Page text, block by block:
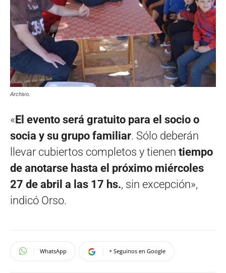
Archivo.
«El evento será gratuito para el socio o
socia y su grupo familiar. Sólo deberán
llevar cubiertos completos y tienen tiempo
de anotarse hasta el próximo miércoles
27 de abril a las 17 hs., sin excepción»,
indicó Orso.
WhatsApp + Seguinos en Google